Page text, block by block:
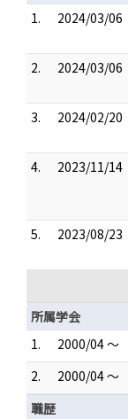
1.
2024/03/06
2.
2024/03/06
3.
2024/02/20
4.
2023/11/14
5.
2023/08/23
所属学会
1.
2000/04 ～
2.
2000/04 ～
職歴